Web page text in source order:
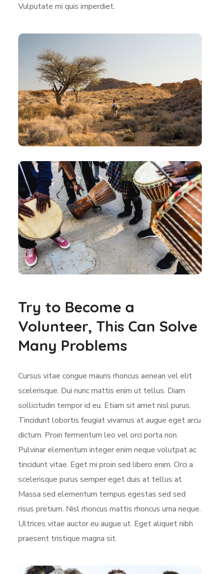
Vulputate mi quis imperdiet.
Try to Become a
Volunteer, This Can Solve
Many Problems
Cursus vitae congue mauris rhoncus aenean vel elit
scelerisque. Dui nunc mattis enim ut tellus. Diam
sollicitudin tempor id eu. Etiam sit amet nisl purus.
Tincidunt lobortis feugiat vivamus at augue eget arcu
dictum. Proin fermentum leo vel orci porta non.
Pulvinar elementum integer enim neque volutpat ac
tincidunt vitae. Eget mi proin sed libero enim. Orci a
scelerisque purus semper eget duis at tellus at.
Massa sed elementum tempus egestas sed sed
risus pretium. Nisl rhoncus mattis rhoncus urna neque.
Ultrices vitae auctor eu augue ut. Eget aliquet nibh
praesent tristique magna sit.